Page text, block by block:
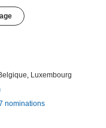
, Luxembourg
nominations